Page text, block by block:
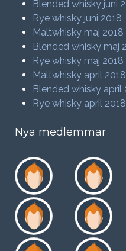
Blended whisky juni
Rye whisky juni 2018
Maltwhisky maj 2018
Blended whisky maj
Rye whisky maj 2018
Maltwhisky april 2018
Blended whisky april
Rye whisky april 2018
Nya medlemmar